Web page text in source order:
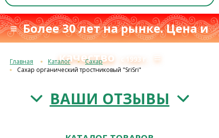
≡ Более 30 лет на рынке. Цена и
качество
с 1993 г. ≡
Главная Каталог
Сахар
Сахар органический тростниковый "SriSri"
ВАШИ ОТЗЫВЫ